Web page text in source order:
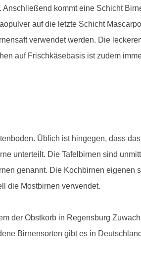
kommt eine Schicht
auf die letzte Schicht
verwendet werden. Die
auf Frischkäsebasis ist zudem
Üblich ist hingegen, dass
unterteilt. Die Tafelbirnen sind
genannt. Die Kochbirnen eigenen
die Mostbirnen verwendet.
der Obstkorb in Regensburg
Birnensorten gibt es in